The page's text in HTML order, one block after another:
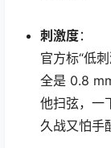
刺激度：
官方标“低
全是 0.8
他扫弦，一
久战又怕手